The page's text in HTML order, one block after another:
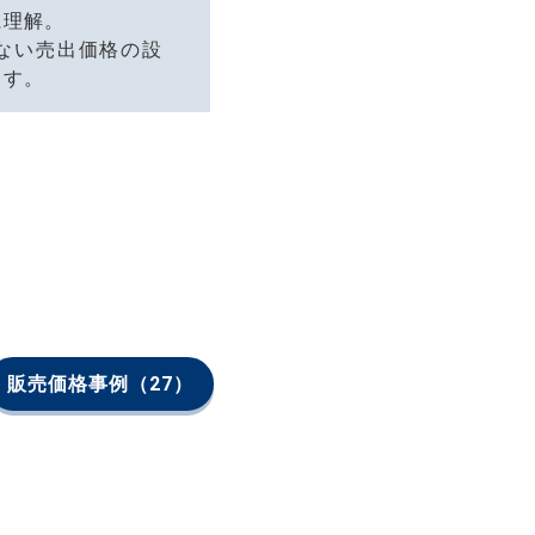
解。
い売出価格の設
。
販売価格事例 （27）